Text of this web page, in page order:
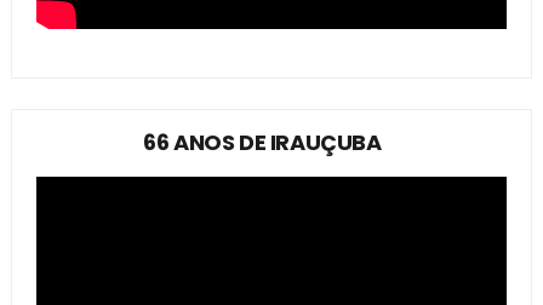
66 ANOS DE IRAUÇUBA